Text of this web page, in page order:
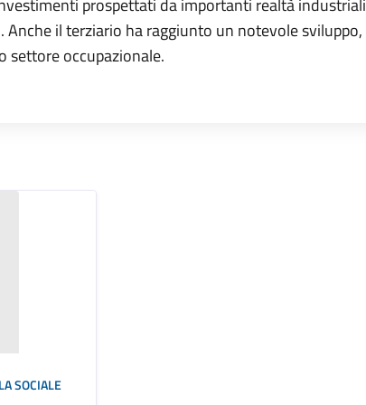
prospettati da importanti realtà industriali
il terziario ha raggiunto un notevole sviluppo,
settore occupazionale.
SOCIALE